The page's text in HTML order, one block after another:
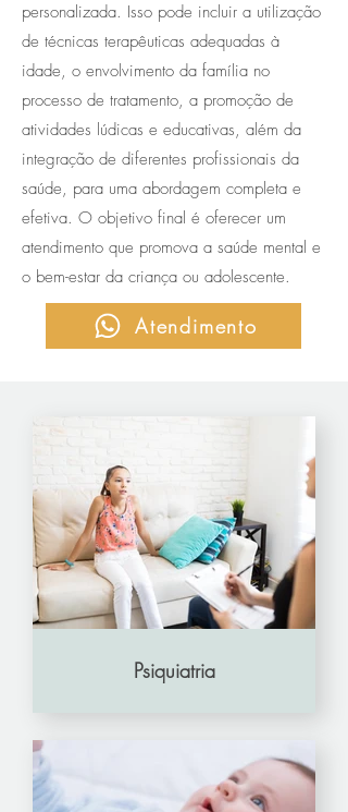
personalizada. Isso pode incluir a utilização
de técnicas terapêuticas adequadas à
idade, o envolvimento da família no
processo de tratamento, a promoção de
atividades lúdicas e educativas, além da
integração de diferentes profissionais da
saúde, para uma abordagem completa e
efetiva. O objetivo final é oferecer um
atendimento que promova a saúde mental e
o bem-estar da criança ou adolescente.
Atendimento
Psiquiatria